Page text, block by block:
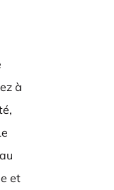
à
et